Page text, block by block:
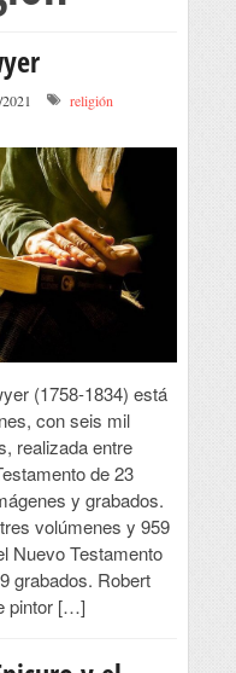
religión
(1758-1834) está
con seis mil
realizada entre
de 23
y grabados.
volúmenes y 959
Nuevo Testamento
grabados. Robert
pintor […]